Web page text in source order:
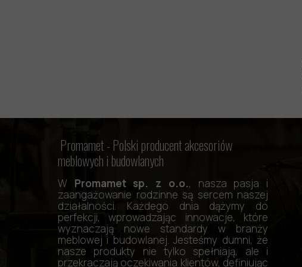
W Promamet sp. z o.o., nasza pasja i
zaangażowanie rodzinne są sercem naszej
działalności. Każdego dnia dążymy do
perfekcji, wprowadzając innowacje, które
wyznaczają nowe standardy w branży
meblowej i budowlanej. Jesteśmy dumni, że
nasze produkty nie tylko spełniają, ale i
przekraczają oczekiwania klientów, definiując
Promamet -Polski producent akcesoriów
meblowych i budowlanych